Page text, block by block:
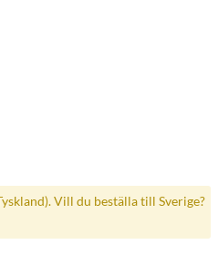
Vill du beställa till Sverige?